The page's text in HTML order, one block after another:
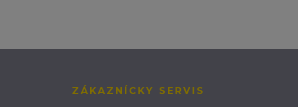
ZÁKAZNÍCKY SERVIS